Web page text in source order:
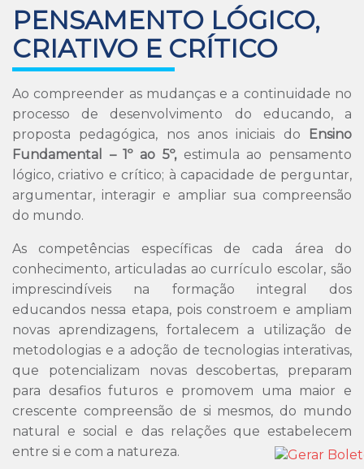
PENSAMENTO LÓGICO,
CRIATIVO E CRÍTICO
Ao compreender as mudanças e a continuidade no
processo de desenvolvimento do educando, a
proposta pedagógica, nos anos iniciais do
Ensino
Fundamental – 1º ao 5º,estimula ao pensamento
lógico, criativo e crítico; à capacidade de perguntar,
argumentar, interagir e ampliar sua compreensão
do mundo.
As competências específicas de cada área do
conhecimento, articuladas ao currículo escolar, são
imprescindíveis na formação integral dos
educandos nessa etapa, pois constroem e ampliam
novas aprendizagens, fortalecem a utilização de
metodologias e a adoção de tecnologias interativas,
que potencializam novas descobertas, preparam
para desafios futuros e promovem uma maior e
crescente compreensão de si mesmos, do mundo
natural e social e das relações que estabelecem
entre si e com a natureza.